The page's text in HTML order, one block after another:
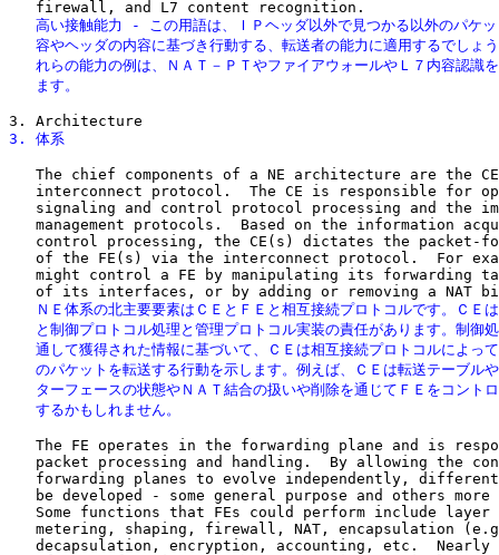
高い接触能力 - この用語は、ＩＰヘッダ以外で見つかる以外のパケ
容やヘッダの内容に基づき行動する、転送者の能力に適用するでしょ
れらの能力の例は、ＮＡＴ－ＰＴやファイアウォールやＬ７内容認識
   ます。
3. 体系
The chief components of a NE architecture are the
interconnect protocol.  The CE is responsible for
signaling and control protocol processing and the
management protocols.  Based on the information
control processing, the CE(s) dictates the packet-
of the FE(s) via the interconnect protocol.  For
might control a FE by manipulating its forwarding
ＮＥ体系の北主要要素はＣＥとＦＥと相互接続プロトコルです。ＣＥ
と制御プロトコル処理と管理プロトコル実装の責任があります。制御
通して獲得された情報に基づいて、ＣＥは相互接続プロトコルによっ
のパケットを転送する行動を示します。例えば、ＣＥは転送テーブル
ターフェースの状態やＮＡＴ結合の扱いや削除を通じてＦＥをコント
   するかもしれません。
The FE operates in the forwarding plane and is
packet processing and handling.  By allowing the
forwarding planes to evolve independently,
be developed - some general purpose and others more
Some functions that FEs could perform include layer
metering, shaping, firewall, NAT, encapsulation
decapsulation, encryption, accounting, etc.  Nearly